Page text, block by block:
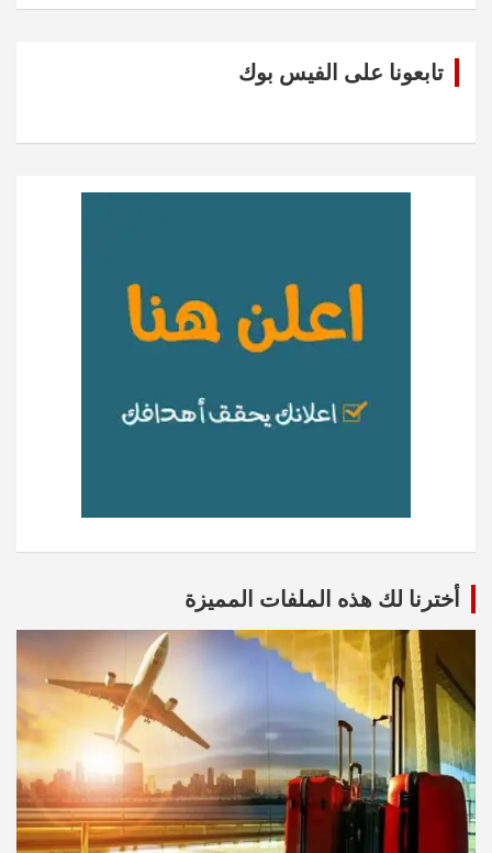
تابعونا على الفيس بوك
أخترنا لك هذه الملفات المميزة